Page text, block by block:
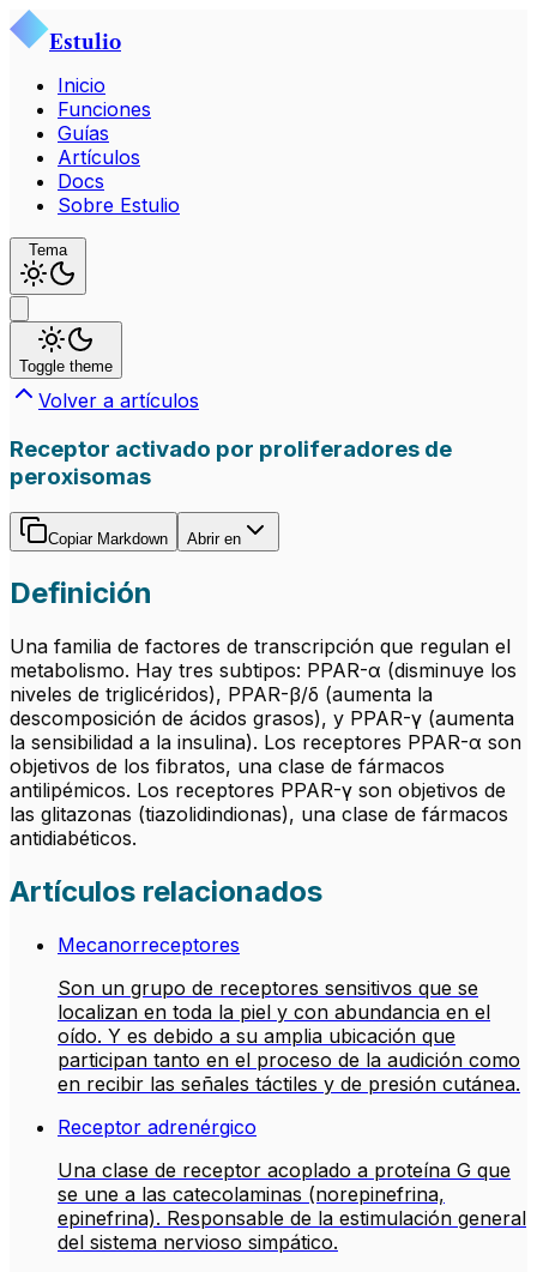
Estulio
Inicio
Funciones
Guías
Artículos
Docs
Sobre Estulio
Tema
Toggle theme
Volver a artículos
Receptor activado por proliferadores de
peroxisomas
Copiar Markdown Abrir en
Definición
Una familia de factores de transcripción que regulan el
metabolismo. Hay tres subtipos: PPAR-α (disminuye los
niveles de triglicéridos), PPAR-β/δ (aumenta la
descomposición de ácidos grasos), y PPAR-γ (aumenta
la sensibilidad a la insulina). Los receptores PPAR-α son
objetivos de los fibratos, una clase de fármacos
antilipémicos. Los receptores PPAR-γ son objetivos de
las glitazonas (tiazolidindionas), una clase de fármacos
antidiabéticos.
Artículos relacionados
Mecanorreceptores
Son un grupo de receptores sensitivos que se
localizan en toda la piel y con abundancia en el
oído. Y es debido a su amplia ubicación que
participan tanto en el proceso de la audición como
en recibir las señales táctiles y de presión cutánea.
Receptor adrenérgico
Una clase de receptor acoplado a proteína G que
se une a las catecolaminas (norepinefrina,
epinefrina). Responsable de la estimulación general
del sistema nervioso simpático.